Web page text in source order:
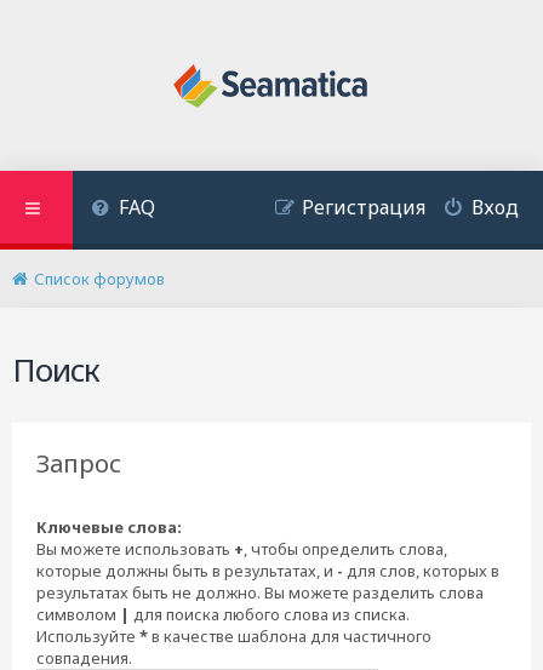
FAQ Вход
Регистрация
Список форумов
Поиск
Запрос
Ключевые слова:
Вы можете использовать +, чтобы определить слова,
которые должны быть в результатах, и - для слов, которых в
результатах быть не должно. Вы можете разделить слова
символом | для поиска любого слова из списка.
Используйте *в качестве шаблона для частичного
совпадения.